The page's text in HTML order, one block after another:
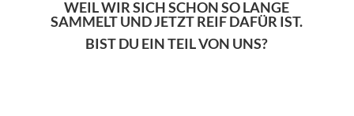
WEIL WIR SICH SCHON SO LANGE
SAMMELT UND JETZT REIF DAFÜR IST.
BIST DU EIN TEIL VON UNS?